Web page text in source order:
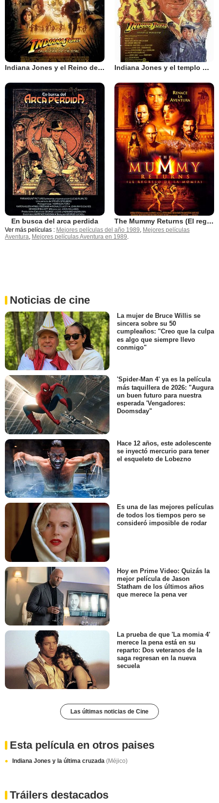
Indiana Jones y el Reino de la Calavera de Cristal Indiana Jones y el templo maldito
En busca del arca perdida The Mummy Returns (El regreso de la momia)
Ver más películas : Mejores películas del año 1989, Mejores películas
Aventura, Mejores películas Aventura en 1989.
Noticias de cine
La mujer de Bruce Willis se
sincera sobre su 50
cumpleaños: "Creo que la culpa
es algo que siempre llevo
conmigo"
'Spider-Man 4' ya es la película
más taquillera de 2026: "Augura
un buen futuro para nuestra
esperada 'Vengadores:
Doomsday"
Hace 12 años, este adolescente
se inyectó mercurio para tener
el esqueleto de Lobezno
Es una de las mejores películas
de todos los tiempos pero se
consideró imposible de rodar
Hoy en Prime Video: Quizás la
mejor película de Jason
Statham de los últimos años
que merece la pena ver
La prueba de que 'La momia 4'
merece la pena está en su
reparto: Dos veteranos de la
saga regresan en la nueva
secuela
Las últimas noticias de Cine
Esta película en otros paises
Indiana Jones y la última cruzada (Méjico)
Tráilers destacados